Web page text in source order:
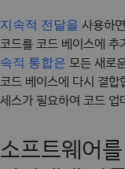
지속적 전달을 사용하
코드를 코드 베이스에 추
속적 통합은 모든 새로
코드 베이스에 다시 결
세스가 필요하여 코드 업
소프트웨어